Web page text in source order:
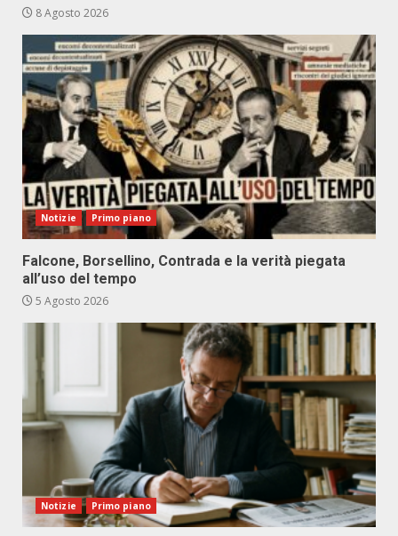
8 Agosto 2026
Notizie Primo piano
Falcone, Borsellino, Contrada e la verità piegata
all’uso del tempo
5 Agosto 2026
Notizie Primo piano